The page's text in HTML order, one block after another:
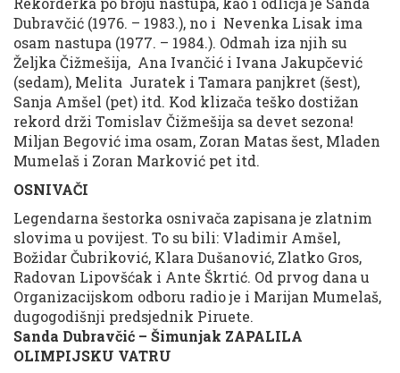
Dubravčić (1976. – 1983.), no i Nevenka Lisak ima
osam nastupa (1977. – 1984.). Odmah iza njih su
Željka Čižmešija, Ana Ivančić i Ivana Jakupčević
(sedam), Melita Juratek i Tamara panjkret (šest),
Sanja Amšel (pet) itd. Kod klizača teško dostižan
rekord drži Tomislav Čižmešija sa devet sezona!
Miljan Begović ima osam, Zoran Matas šest, Mladen
Mumelaš i Zoran Marković pet itd.
OSNIVAČI
Legendarna šestorka osnivača zapisana je zlatnim
slovima u povijest. To su bili: Vladimir Amšel,
Božidar Čubriković, Klara Dušanović, Zlatko Gros,
Radovan Lipovšćak i Ante Škrtić. Od prvog dana u
Organizacijskom odboru radio je i Marijan Mumelaš,
dugogodišnji predsjednik Piruete.
Sanda Dubravčić – Šimunjak ZAPALILA
OLIMPIJSKU VATRU